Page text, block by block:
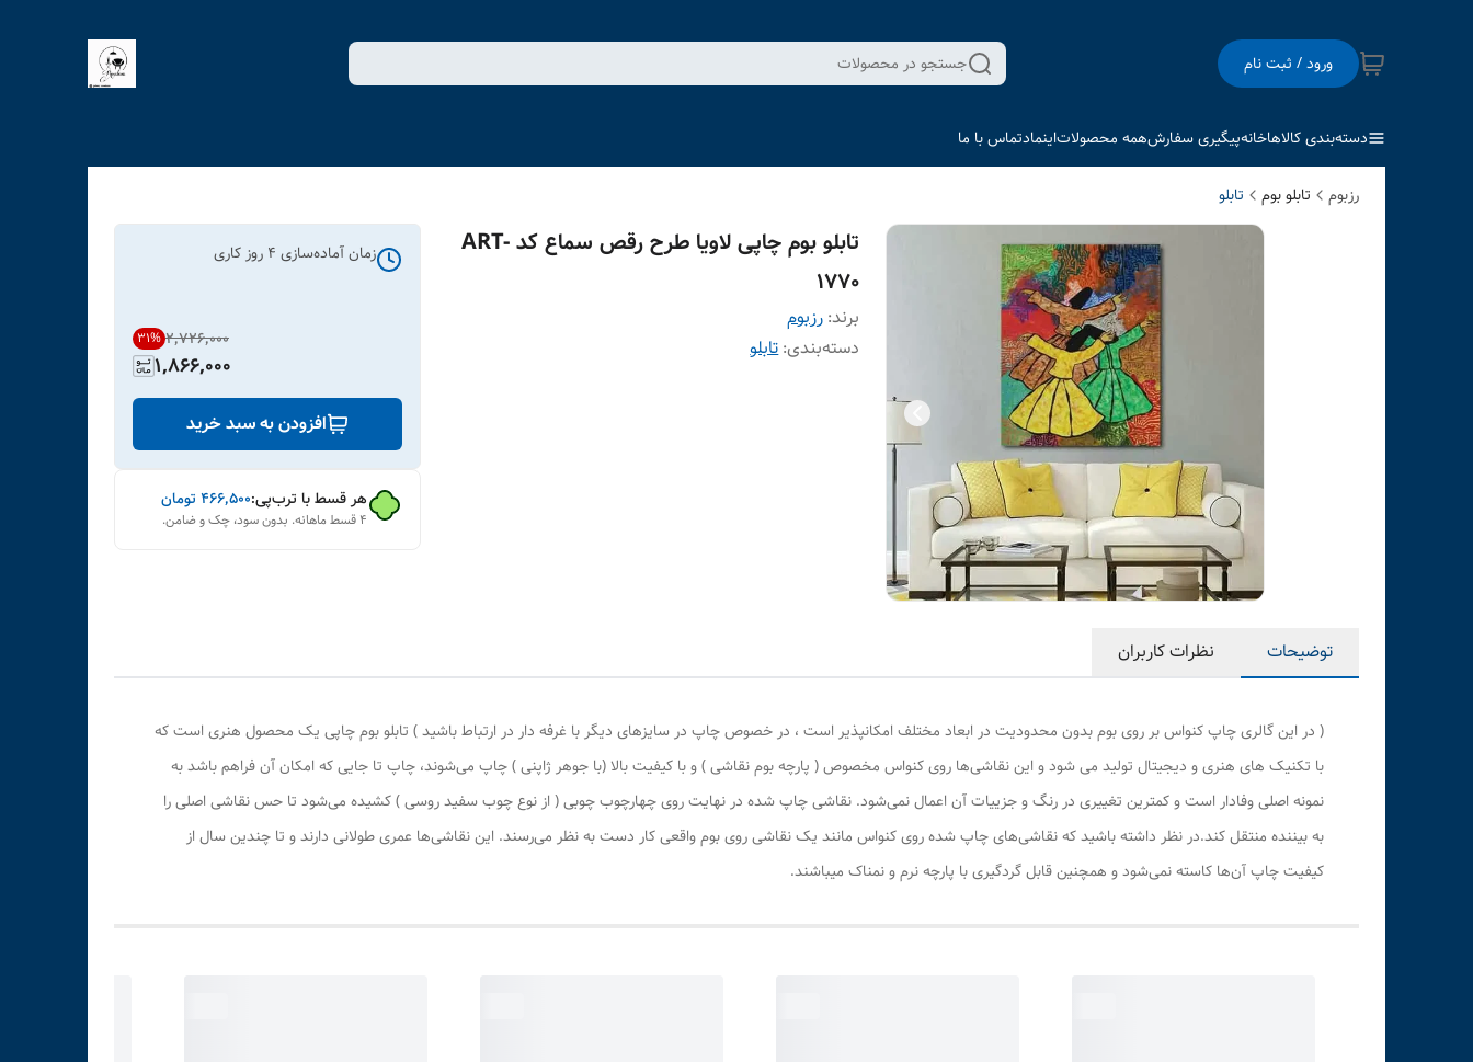
ورود / ثبت نام جستجو در محصولات
دسته‌بندی کالاهاخانهپیگیری سفارشهمه محصولاتاینمادتماس با ما
رزبوم تابلو بوم تابلو
تابلو بوم چاپی لاویا طرح رقص سماع کد ART-
1770
برند: رزبوم
دسته‌بندی:تابلو
زمان آماده‌سازی 4 روز کاری
۲٬۷۲۶٬۰۰۰ 31%
1,866,000
افزودن به سبد خرید
هر قسط با ترب‌پی:۴۶۶٬۵۰۰ تومان
۴ قسط ماهانه. بدون سود، چک و ضامن.
توضیحات نظرات کاربران
( در این گالری چاپ کنواس بر روی بوم بدون محدودیت در ابعاد مختلف امکانپذیر است ، در خصوص چاپ در سایزهای دیگر با غرفه دار در ارتباط باشید ) تابلو بوم چاپی یک محصول هنری است که
با تکنیک های هنری و دیجیتال تولید می شود و این نقاشی‌ها روی کنواس مخصوص ( پارچه بوم نقاشی ) و با کیفیت بالا (با جوهر ژاپنی ) چاپ می‌شوند، چاپ تا جایی که امکان آن فراهم باشد به
نمونه اصلی وفادار است و کمترین تغییری در رنگ و جزییات آن اعمال نمی‌شود. نقاشی چاپ شده در نهایت روی چهارچوب چوبی ( از نوع چوب سفید روسی ) کشیده می‌شود تا حس نقاشی اصلی را
به بیننده منتقل کند.در نظر داشته باشید که نقاشی‌های چاپ شده روی کنواس مانند یک نقاشی روی بوم واقعی کار دست به نظر می‌رسند. این نقاشی‌ها عمری طولانی دارند و تا چندین سال از
کیفیت چاپ آن‌ها کاسته نمی‌شود و همچنین قابل گردگیری با پارچه نرم و نمناک میباشند.